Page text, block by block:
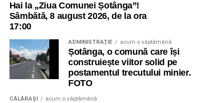
Hai la „Ziua Comunei Șotânga”!
Sâmbătă, 8 august 2026, de la ora
17:00
ADMINISTRAŢIE acum o săptămână
Șotânga, o comună care își
construiește viitor solid pe
postamentul trecutului minier.
FOTO
CĂLĂRAŞI acum o săptămână